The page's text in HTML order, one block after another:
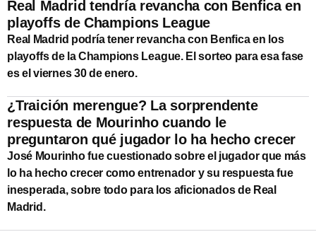
Real Madrid tendría revancha con Benfica en
playoffs de Champions League
Real Madrid podría tener revancha con Benfica en los
playoffs de la Champions League. El sorteo para esa fase
es el viernes 30 de enero.
¿Traición merengue? La sorprendente
respuesta de Mourinho cuando le
preguntaron qué jugador lo ha hecho crecer
José Mourinho fue cuestionado sobre el jugador que más
lo ha hecho crecer como entrenador y su respuesta fue
inesperada, sobre todo para los aficionados de Real
Madrid.